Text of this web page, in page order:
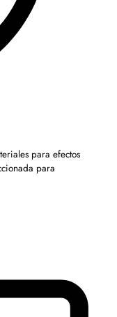
para efectos
para